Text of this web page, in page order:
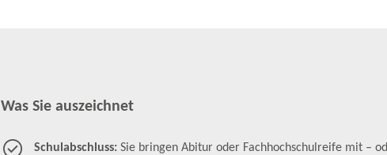
Was Sie auszeichnet
Schulabschluss: Sie bringen Abitur oder Fachhochschulreife mit –